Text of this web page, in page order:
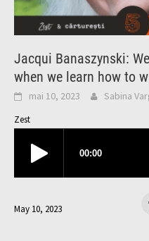
Jacqui Banaszynski:
when we learn how to
mai 10, 2023 Sabina
Zest
May 10, 2023